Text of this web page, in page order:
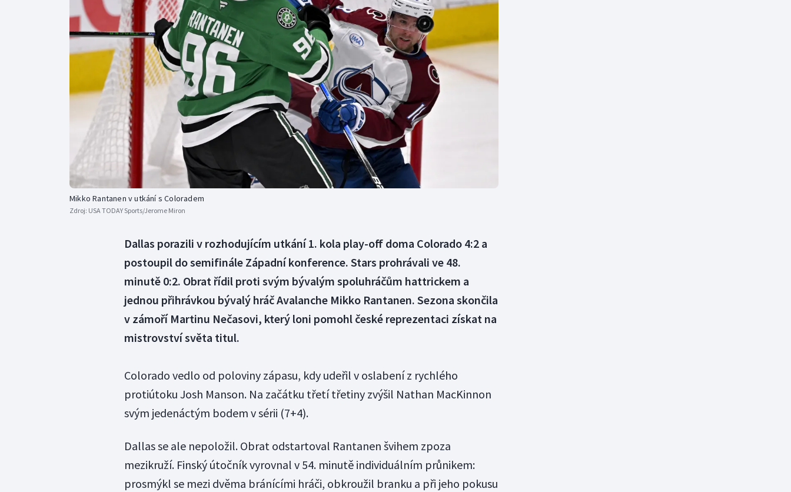
Curling
Dostihy
Florbal
Futsal
Golf
Gymnastika
Moderní pětiboj
Motorsport
Olympijské hry
Parasport
Plavání
Plážový volejbal
Triatlon
Veslování
Vodní slalom
Volejbal
Mikko Rantanen v utkání s Coloradem
Zdroj: USA TODAY Sports/Jerome Miron
Dallas porazili v rozhodujícím utkání 1. kola play-off doma Colorado 4:2 a
postoupil do semifinále Západní konference. Stars prohrávali ve 48.
minutě 0:2. Obrat řídil proti svým bývalým spoluhráčům hattrickem a
jednou přihrávkou bývalý hráč Avalanche Mikko Rantanen. Sezona skončila
v zámoří Martinu Nečasovi, který loni pomohl české reprezentaci získat na
mistrovství světa titul.
Colorado vedlo od poloviny zápasu, kdy udeřil v oslabení z rychlého
protiútoku Josh Manson. Na začátku třetí třetiny zvýšil Nathan MacKinnon
svým jedenáctým bodem v sérii (7+4).
Dallas se ale nepoložil. Obrat odstartoval Rantanen švihem zpoza
mezikruží. Finský útočník vyrovnal v 54. minutě individuálním průnikem:
prosmýkl se mezi dvěma bránícími hráči, obkroužil branku a při jeho pokusu